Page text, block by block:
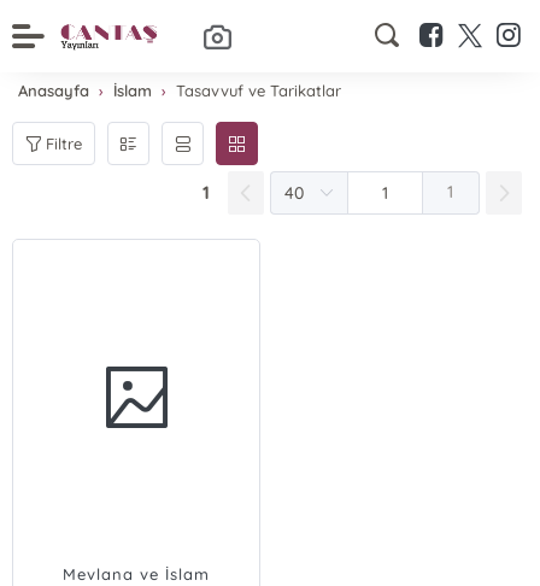
Anasayfa İslam Tasavvuf ve Tarikatlar
Filtre
1 1
Mevlana ve İslam